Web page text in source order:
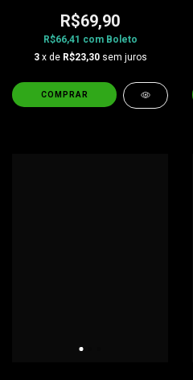
R$69,90
R$66,41 com Boleto
3 x de R$23,30 sem juros
COMPRAR